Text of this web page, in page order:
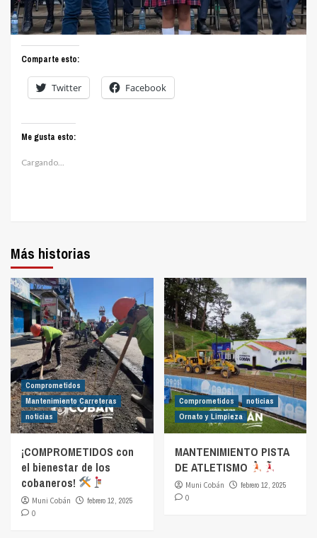
Comparte esto:
Twitter Facebook
Me gusta esto:
Cargando...
Más historias
Comprometidos
Mantenimiento Carreteras
noticias
¡COMPROMETIDOS con
el bienestar de los
cobaneros!
Muni Cobán
febrero 12, 2025
0
Comprometidos
noticias
Ornato y Limpieza
MANTENIMIENTO PISTA
DE ATLETISMO
Muni Cobán
febrero 12, 2025
0